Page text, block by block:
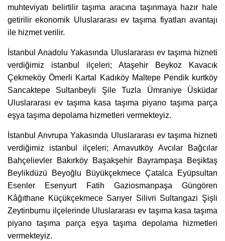
muhteviyatı belirtilir taşıma aracına taşınmaya hazır hale
getirilir ekonomik Uluslararası ev taşıma fiyatları avantajı
ile hizmet verilir.
İstanbul Anadolu Yakasında Uluslararası ev taşıma hizneti
verdiğimiz istanbul ilçeleri; Ataşehir Beykoz Kavacık
Çekmeköy Ömerli Kartal Kadıköy Maltepe Pendik kurtköy
Sancaktepe Sultanbeyli Şile Tuzla Ümraniye Üsküdar
Uluslararası ev taşıma kasa taşıma piyano taşıma parça
eşya taşıma depolama hizmetleri vermekteyiz.
İstanbul Anvrupa Yakasında Uluslararası ev taşıma hizneti
verdiğimiz istanbul ilçeleri; Arnavutköy Avcılar Bağcılar
Bahçelievler Bakırköy Başakşehir Bayrampaşa Beşiktaş
Beylikdüzü Beyoğlu Büyükçekmece Çatalca Eyüpsultan
Esenler Esenyurt Fatih Gaziosmanpaşa Güngören
Kâğıthane Küçükçekmece Sarıyer Silivri Sultangazi Şişli
Zeytinburnu ilçelerinde Uluslararası ev taşıma kasa taşıma
piyano taşıma parça eşya taşıma depolama hizmetleri
vermekteyiz.